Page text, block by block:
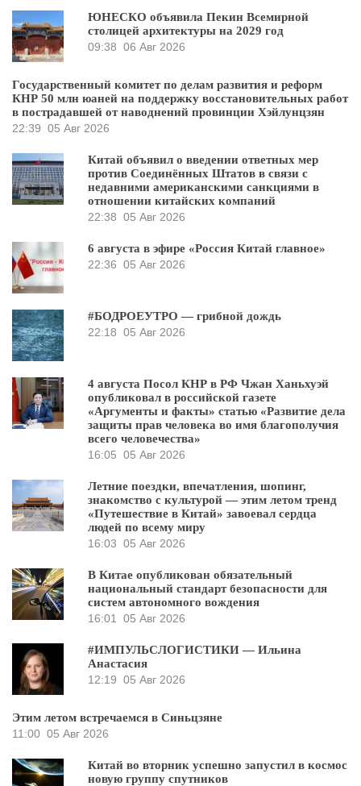
ЮНЕСКО объявила Пекин Всемирной
столицей архитектуры на 2029 год
09:38 06 Авг 2026
Государственный комитет по делам развития и реформ
КНР 50 млн юаней на поддержку восстановительных работ
в пострадавшей от наводнений провинции Хэйлунцзян
22:39 05 Авг 2026
Китай объявил о введении ответных мер
против Соединённых Штатов в связи с
недавними американскими санкциями в
отношении китайских компаний
22:38 05 Авг 2026
6 августа в эфире «Россия Китай главное»
22:36 05 Авг 2026
#БОДРОЕУТРО — грибной дождь
22:18 05 Авг 2026
4 августа Посол КНР в РФ Чжан Ханьхуэй
опубликовал в российской газете
«Аргументы и факты» статью «Развитие дела
защиты прав человека во имя благополучия
всего человечества»
16:05 05 Авг 2026
Летние поездки, впечатления, шопинг,
знакомство с культурой — этим летом тренд
«Путешествие в Китай» завоевал сердца
людей по всему миру
16:03 05 Авг 2026
В Китае опубликован обязательный
национальный стандарт безопасности для
систем автономного вождения
16:01
05 Авг 2026
#ИМПУЛЬСЛОГИСТИКИ — Ильина
Анастасия
12:19 05 Авг 2026
Этим летом встречаемся в Синьцзяне
11:00 05 Авг 2026
Китай во вторник успешно запустил в космос
новую группу спутников